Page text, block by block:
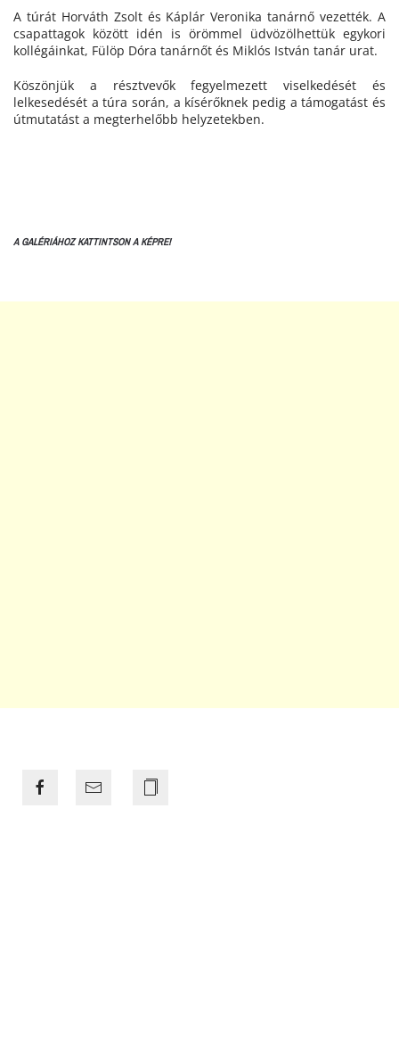
A túrát Horváth Zsolt és Káplár Veronika tanárnő vezették. A
csapattagok között idén is örömmel üdvözölhettük egykori
kollégáinkat, Fülöp Dóra tanárnőt és Miklós István tanár urat.
Köszönjük a résztvevők fegyelmezett viselkedését és
lelkesedését a túra során, a kísérőknek pedig a támogatást és
útmutatást a megterhelőbb helyzetekben.
A GALÉRIÁHOZ KATTINTSON A KÉPRE!